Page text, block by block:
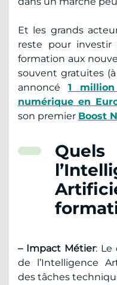
Et les grands
reste pour
formation aux
souvent gratuites
annoncé
1
numérique en
son premier Boost
– Impact Métier: Le
de l’Intelligence
des tâches